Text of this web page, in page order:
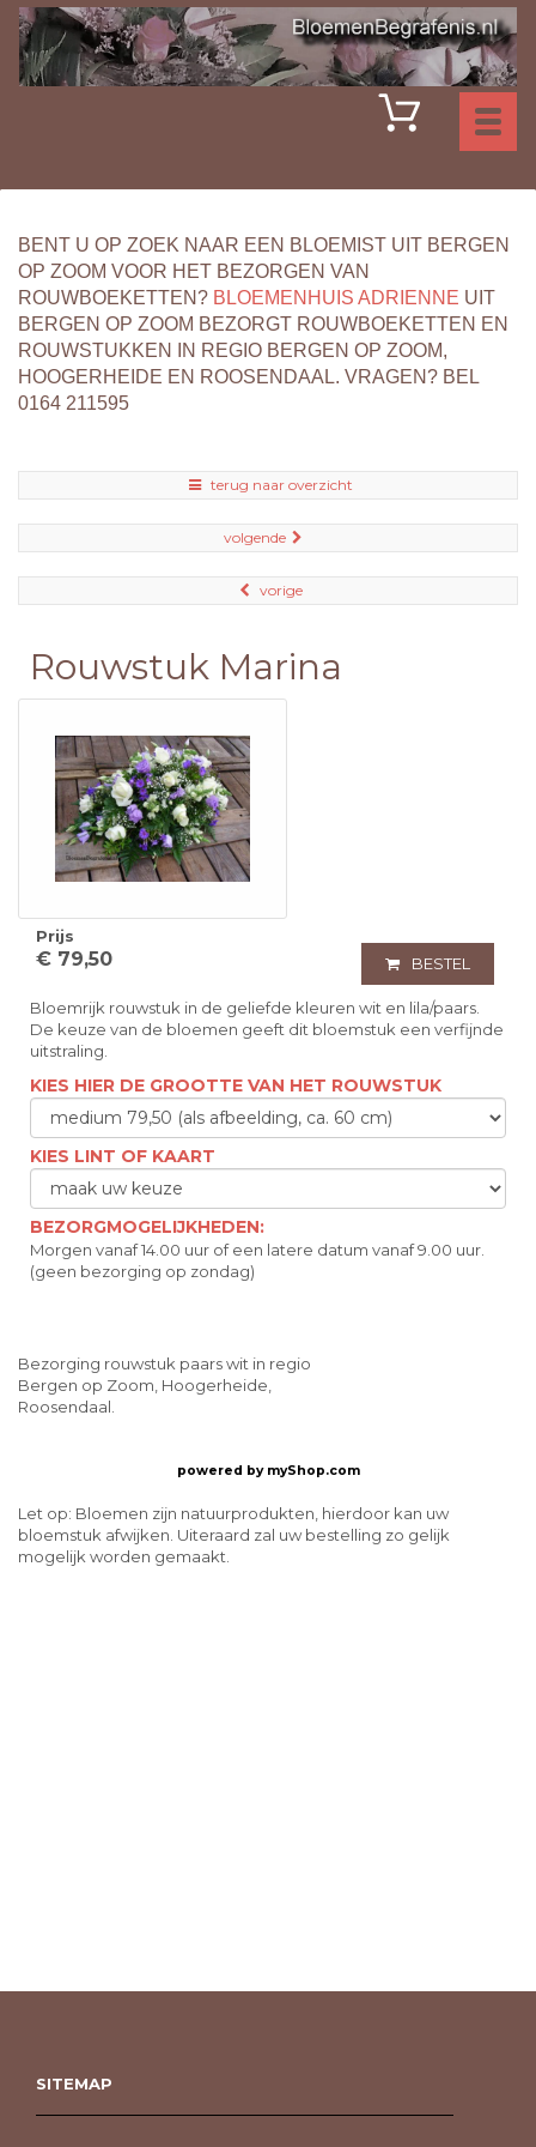
BENT U OP ZOEK NAAR EEN BLOEMIST UIT BERGEN
OP ZOOM VOOR HET BEZORGEN VAN
ROUWBOEKETTEN? BLOEMENHUIS ADRIENNE UIT
BERGEN OP ZOOM BEZORGT ROUWBOEKETTEN EN
ROUWSTUKKEN IN REGIO BERGEN OP ZOOM,
HOOGERHEIDE EN ROOSENDAAL. VRAGEN? BEL
0164 211595
terug naar overzicht
volgende
vorige
Rouwstuk Marina
Prijs
€ 79,50 BESTEL
Bloemrijk rouwstuk in de geliefde kleuren wit en lila/paars.
De keuze van de bloemen geeft dit bloemstuk een verfijnde
uitstraling.
KIES HIER DE GROOTTE VAN HET ROUWSTUK
KIES LINT OF KAART
BEZORGMOGELIJKHEDEN:
Morgen vanaf 14.00 uur of een latere datum vanaf 9.00 uur.
(geen bezorging op zondag)
Bezorging rouwstuk paars wit in regio
Bergen op Zoom, Hoogerheide,
Roosendaal.
powered by myShop.com
Let op: Bloemen zijn natuurprodukten, hierdoor kan uw
bloemstuk afwijken. Uiteraard zal uw bestelling zo gelijk
mogelijk worden gemaakt.
SITEMAP